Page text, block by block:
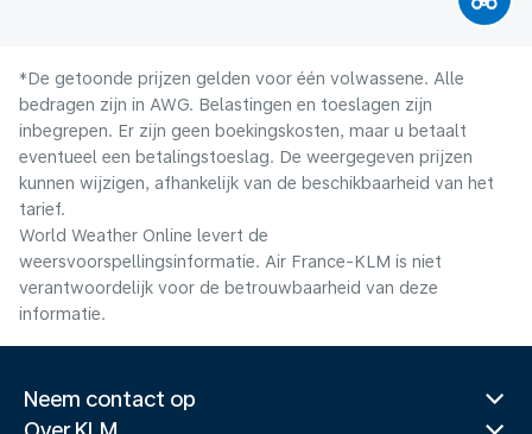
*De getoonde prijzen gelden voor één volwassene. Alle
bedragen zijn in AWG. Belastingen en toeslagen zijn
inbegrepen. Er zijn geen boekingskosten, maar u betaalt
eventueel een betalingstoeslag. De weergegeven prijzen
kunnen wijzigen, afhankelijk van de beschikbaarheid van het
tarief.
World Weather Online levert de
weersvoorspellingsinformatie. Air France-KLM is niet
verantwoordelijk voor de betrouwbaarheid van deze
informatie.
Neem contact op